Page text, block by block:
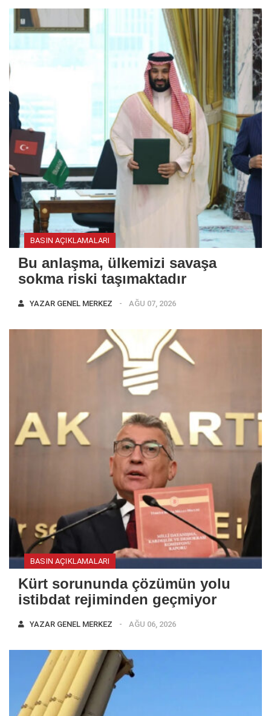
BASIN AÇIKLAMALARI
Bu anlaşma, ülkemizi savaşa
sokma riski taşımaktadır
YAZAR GENEL MERKEZ AĞU 07, 2026
BASIN AÇIKLAMALARI
Kürt sorununda çözümün yolu
istibdat rejiminden geçmiyor
YAZAR GENEL MERKEZ AĞU 06, 2026